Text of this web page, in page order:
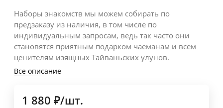
Наборы знакомств мы можем собирать по
предзаказу из наличия, в том числе по
индивидуальным запросам, ведь так часто они
становятся приятным подарком чаеманам и всем
ценителям изящных Тайваньских улунов.
Все описание
1 880 ₽/шт.